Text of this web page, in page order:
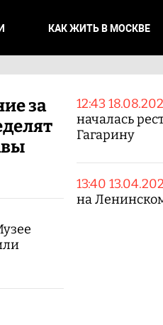
КАК ЖИТЬ В МОСКВЕ
за
12:43
началась
Гагарину
13:40
на